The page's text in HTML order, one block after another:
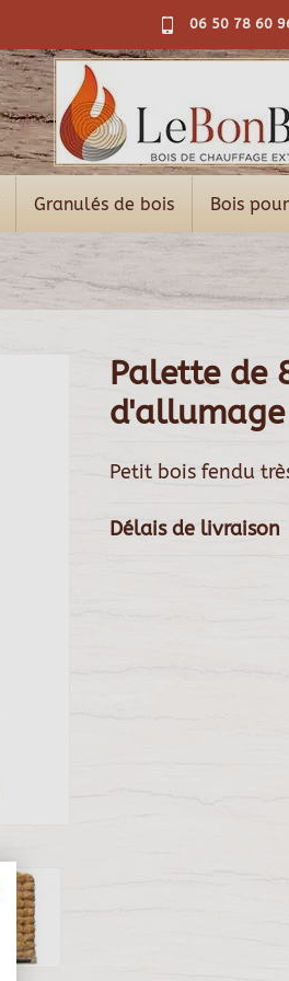
06 50 78 60
Granulés de bois Bois
Palette de
d'allumage
Petit bois fendu
Délais de livraison